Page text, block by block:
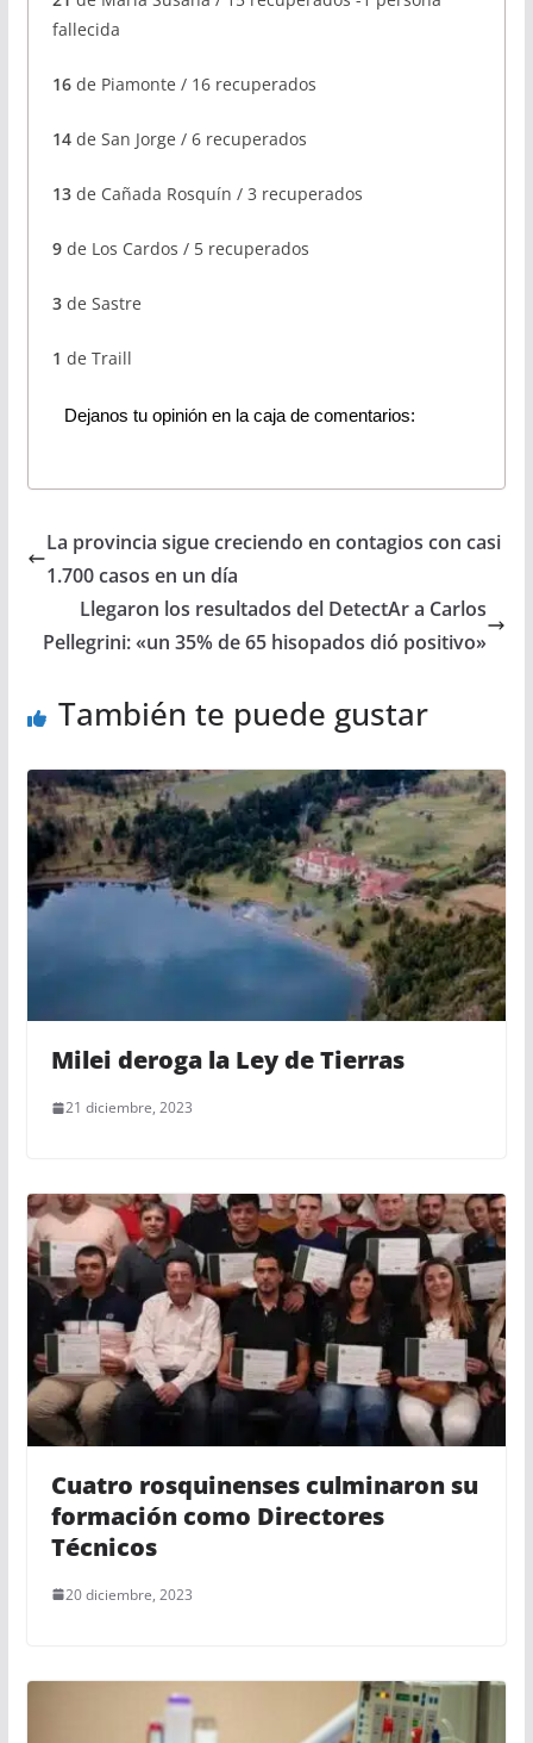
fallecida
16de Piamonte / 16 recuperados
14de San Jorge / 6 recuperados
13de Cañada Rosquín / 3 recuperados
9de Los Cardos / 5 recuperados
3de Sastre
1 de Traill
Dejanos tu opinión en la caja de comentarios:
La provincia sigue creciendo en contagios con casi
1.700 casos en un día
Llegaron los resultados del DetectAr a Carlos
Pellegrini: «un 35% de 65 hisopados dió positivo»
También te puede gustar
Milei deroga la Ley de Tierras
21 diciembre, 2023
Cuatro rosquinenses culminaron su
formación como Directores
Técnicos
20 diciembre, 2023